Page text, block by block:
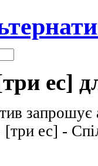
ес]
[три ес] -